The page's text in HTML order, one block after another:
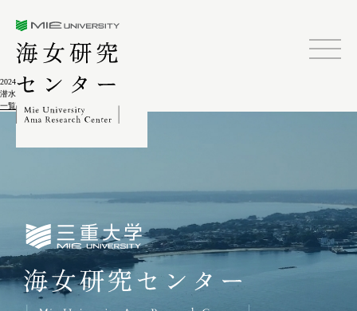
2024.02.04
潜水器漁業百年－潜水技術の伝播
一覧に戻る
三重大学海女研究センター